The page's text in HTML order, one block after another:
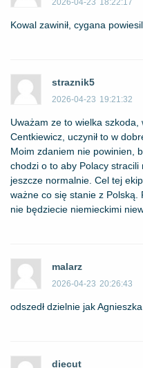
Kowal zawinił, cygana
straznik5
2026-04-23 19:21:32
Uważam ze to wielka szkoda,
Centkiewicz, uczynił to w
Moim zdaniem nie powinien,
chodzi o to aby Polacy
jeszcze normalnie. Cel tej
ważne co się stanie z
nie będziecie niemieckimi
malarz
2026-04-23 20:26:43
odszedł dzielnie jak
diecut